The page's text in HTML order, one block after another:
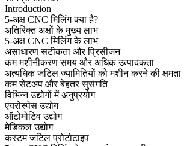
Introduction
5-अक्ष CNC मिलिंग क्या है?
अतिरिक्त अक्षों के मुख्य लाभ
5-अक्ष CNC मिलिंग के लाभ
असाधारण सटीकता और प्रिसीजन
कम मशीनीकरण समय और अधिक उत्पादकता
अत्यधिक जटिल ज्यामितियों को मशीन करने की क्षमता
कम सेटअप और बेहतर सुसंगति
विभिन्न उद्योगों में अनुप्रयोग
एयरोस्पेस उद्योग
ऑटोमोटिव उद्योग
मेडिकल उद्योग
कस्टम जटिल प्रोटोटाइप